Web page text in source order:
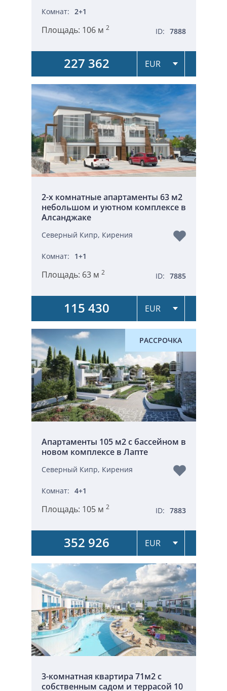
Комнат: 2+1
Площадь: 106 м 2 ID: 7888
227 362
2-х комнатные апартаменты 63 м2
небольшом и уютном комплексе в
Алсанджаке
Северный Кипр, Кирения
Комнат: 1+1
Площадь: 63 м 2 ID: 7885
115 430
РАССРОЧКА
Апартаменты 105 м2 с бассейном в
новом комплексе в Лапте
Северный Кипр, Кирения
Комнат: 4+1
Площадь: 105 м 2 ID: 7883
352 926
3-комнатная квартира 71м2 с
собственным садом и террасой 10